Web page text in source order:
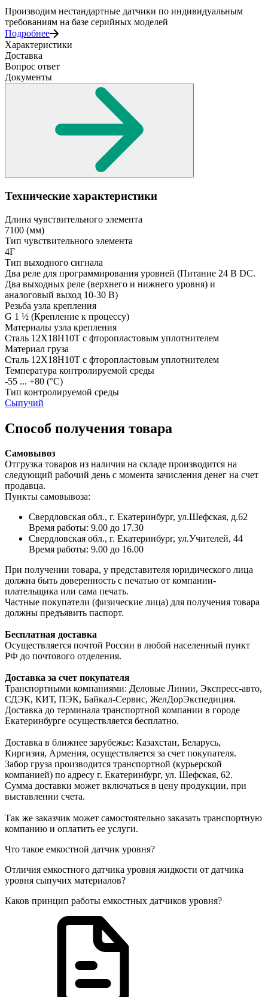
Производим нестандартные датчики по индивидуальным
требованиям на базе серийных моделей
Подробнее
Характеристики
Доставка
Вопрос ответ
Документы
Технические характеристики
Длина чувствительного элемента
7100 (мм)
Тип чувствительного элемента
4Г
Тип выходного сигнала
Два реле для программирования уровней (Питание 24 В DC.
Два выходных реле (верхнего и нижнего уровня) и
аналоговый выход 10-30 В)
Резьба узла крепления
G 1 ½ (Крепление к процессу)
Материалы узла крепления
Сталь 12Х18Н10Т с фторопластовым уплотнителем
Материал груза
Сталь 12Х18Н10Т с фторопластовым уплотнителем
Температура контролируемой среды
-55 ... +80 (°С)
Тип контролируемой среды
Сыпучий
Способ получения товара
Самовывоз
Отгрузка товаров из наличия на складе производится на
следующий рабочий день с момента зачисления денег на счет
продавца.
Пункты самовывоза:
Свердловская обл., г. Екатеринбург, ул.Шефская, д.62
Время работы: 9.00 до 17.30
Свердловская обл., г. Екатеринбург, ул.Учителей, 44
Время работы: 9.00 до 16.00
При получении товара, у представителя юридического лица
должна быть доверенность с печатью от компании-
плательщика или сама печать.
Частные покупатели (физические лица) для получения товара
должны предъявить паспорт.
Бесплатная доставка
Осуществляется почтой России в любой населенный пункт
РФ до почтового отделения.
Доставка за счет покупателя
Транспортными компаниями: Деловые Линии, Экспресс-авто,
СДЭК, КИТ, ПЭК, Байкал-Сервис, ЖелДорЭкспедиция.
Доставка до терминала транспортной компании в городе
Екатеринбурге осуществляется бесплатно.
Доставка в ближнее зарубежье: Казахстан, Беларусь,
Киргизия, Армения, осуществляется за счет покупателя.
Забор груза производится транспортной (курьерской
компанией) по адресу г. Екатеринбург, ул. Шефская, 62.
Сумма доставки может включаться в цену продукции, при
выставлении счета.
Так же заказчик может самостоятельно заказать транспортную
компанию и оплатить ее услуги.
Что такое емкостной датчик уровня?
Отличия емкостного датчика уровня жидкости от датчика
уровня сыпучих материалов?
Каков принцип работы емкостных датчиков уровня?